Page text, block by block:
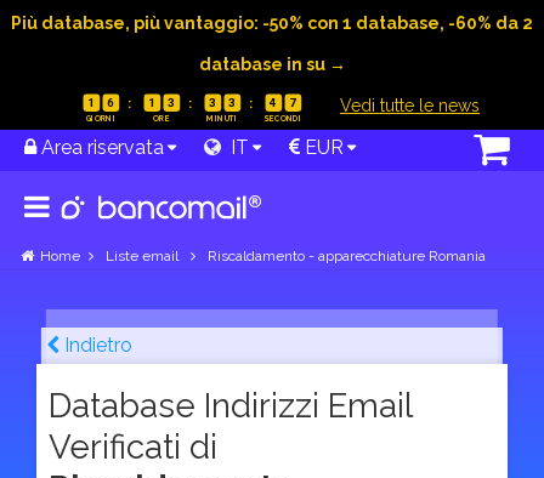
Più database, più vantaggio: -50% con 1 database, -60% da 2
database in su →
1 6 1 3 3 3 4 6 Vedi tutte le news
Area riservata IT EUR
Home Liste email Riscaldamento - apparecchiature Romania
Indietro
Database Indirizzi Email
Verificati di